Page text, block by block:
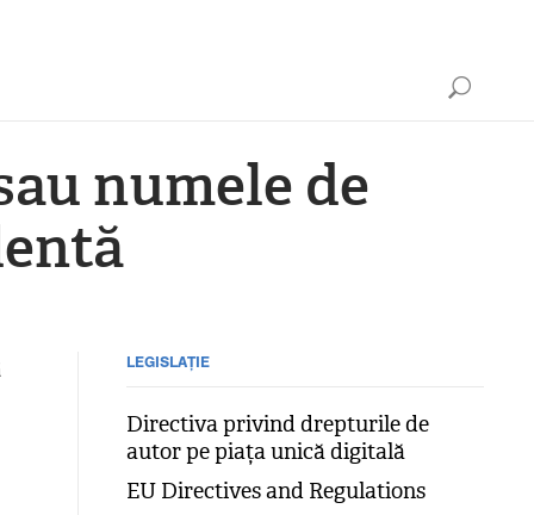
numele de
LEGISLAȚIE
Directiva privind drepturile de
autor pe piața unică digitală
EU Directives and Regulations